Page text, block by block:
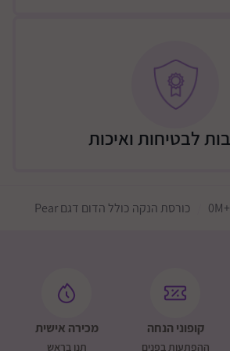
לבטיחות ואיכות
+0M כורסת הנקה כולל הדום דגם Pear
קופוני הנחה
ההפתעות בפנים
מכירה אישית
תנו בראש